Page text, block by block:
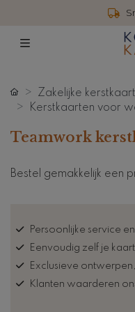
Zakelijke
Kerstkaarten voor
Teamwork
Bestel gemakkelijk een
Persoonlijke service
Eenvoudig zelf je
Exclusieve
Klanten waarderen